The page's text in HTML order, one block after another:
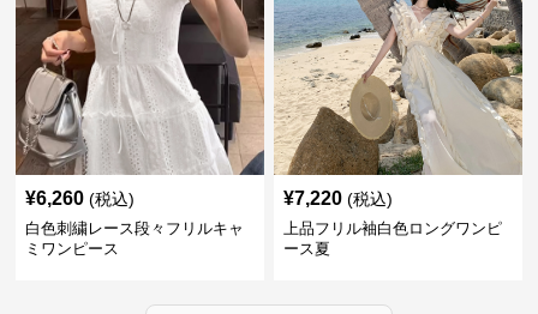
¥6,260 (税込)
白色刺繍レース段々フリルキャ
ミワンピース
¥7,220 (税込)
上品フリル袖白色ロングワンピ
ース夏